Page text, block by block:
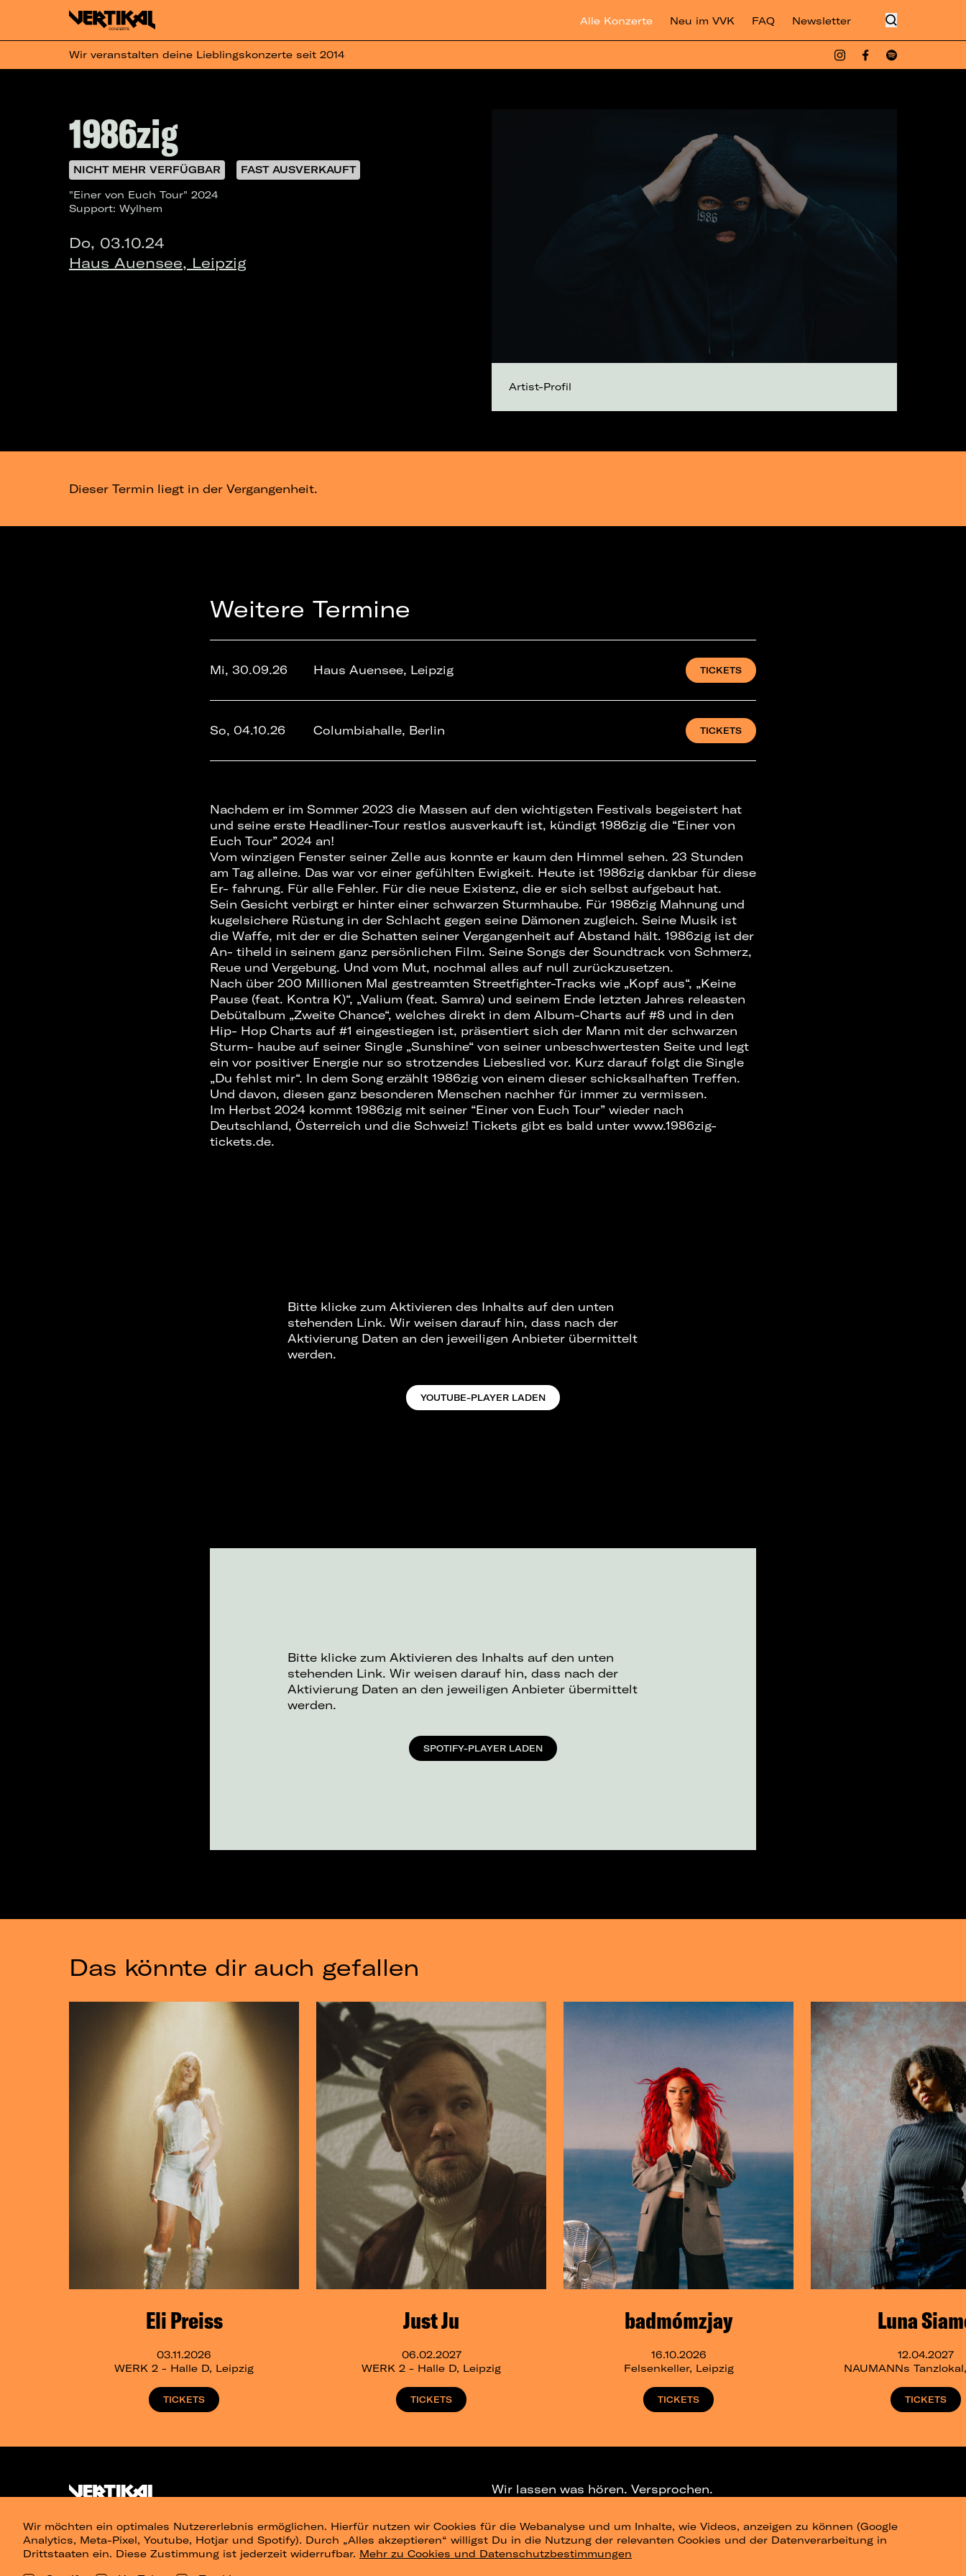
Alle Konzerte Neu im VVK FAQ Newsletter
Wir veranstalten deine Lieblingskonzerte seit 2014
1986zig
NICHT MEHR VERFÜGBAR
FAST AUSVERKAUFT
"Einer von Euch Tour" 2024
Support: Wylhem
Do, 03.10.24
Haus Auensee, Leipzig
Artist-Profil
Dieser Termin liegt in der Vergangenheit.
Weitere Termine
Mi, 30.09.26 Haus Auensee, Leipzig TICKETS
So, 04.10.26 Columbiahalle, Berlin TICKETS
Nachdem er im Sommer 2023 die Massen auf den wichtigsten Festivals begeistert hat
und seine erste Headliner-Tour restlos ausverkauft ist, kündigt 1986zig die “Einer von
Euch Tour” 2024 an!
Vom winzigen Fenster seiner Zelle aus konnte er kaum den Himmel sehen. 23 Stunden
am Tag alleine. Das war vor einer gefühlten Ewigkeit. Heute ist 1986zig dankbar für diese
Er- fahrung. Für alle Fehler. Für die neue Existenz, die er sich selbst aufgebaut hat.
Sein Gesicht verbirgt er hinter einer schwarzen Sturmhaube. Für 1986zig Mahnung und
kugelsichere Rüstung in der Schlacht gegen seine Dämonen zugleich. Seine Musik ist
die Waffe, mit der er die Schatten seiner Vergangenheit auf Abstand hält. 1986zig ist der
An- tiheld in seinem ganz persönlichen Film. Seine Songs der Soundtrack von Schmerz,
Reue und Vergebung. Und vom Mut, nochmal alles auf null zurückzusetzen.
Nach über 200 Millionen Mal gestreamten Streetfighter-Tracks wie „Kopf aus“, „Keine
Pause (feat. Kontra K)“, „Valium (feat. Samra) und seinem Ende letzten Jahres releasten
Debütalbum „Zweite Chance“, welches direkt in dem Album-Charts auf #8 und in den
Hip- Hop Charts auf #1 eingestiegen ist, präsentiert sich der Mann mit der schwarzen
Sturm- haube auf seiner Single „Sunshine“ von seiner unbeschwertesten Seite und legt
ein vor positiver Energie nur so strotzendes Liebeslied vor. Kurz darauf folgt die Single
„Du fehlst mir“. In dem Song erzählt 1986zig von einem dieser schicksalhaften Treffen.
Und davon, diesen ganz besonderen Menschen nachher für immer zu vermissen.
Im Herbst 2024 kommt 1986zig mit seiner “Einer von Euch Tour” wieder nach
Deutschland, Österreich und die Schweiz! Tickets gibt es bald unter www.1986zig-
tickets.de.
Bitte klicke zum Aktivieren des Inhalts auf den unten
stehenden Link. Wir weisen darauf hin, dass nach der
Aktivierung Daten an den jeweiligen Anbieter übermittelt
werden.
YOUTUBE-PLAYER LADEN
Bitte klicke zum Aktivieren des Inhalts auf den unten
stehenden Link. Wir weisen darauf hin, dass nach der
Aktivierung Daten an den jeweiligen Anbieter übermittelt
werden.
SPOTIFY-PLAYER LADEN
Das könnte dir auch gefallen
Eli Preiss
03.11.2026
WERK 2 - Halle D, Leipzig
TICKETS
Just Ju
06.02.2027
WERK 2 - Halle D, Leipzig
TICKETS
badmómzjay
16.10.2026
Felsenkeller, Leipzig
TICKETS
Luna
12.04.2027
NAUMANNs
TICKETS
Wir möchten ein optimales Nutzererlebnis ermöglichen. Hierfür nutzen wir Cookies für die Webanalyse und um Inhalte, wie Videos, anzeigen zu können (Google
Analytics, Meta-Pixel, Youtube, Hotjar und Spotify). Durch „Alles akzeptieren“ willigst Du in die Nutzung der relevanten Cookies und der Datenverarbeitung in
Drittstaaten ein. Diese Zustimmung ist jederzeit widerrufbar. Mehr zu Cookies und Datenschutzbestimmungen
Wir lassen was hören. Versprochen.
NEWSLETTER TELEGRAM-CHANNEL